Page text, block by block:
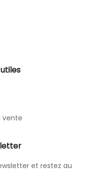
vente
et restez au